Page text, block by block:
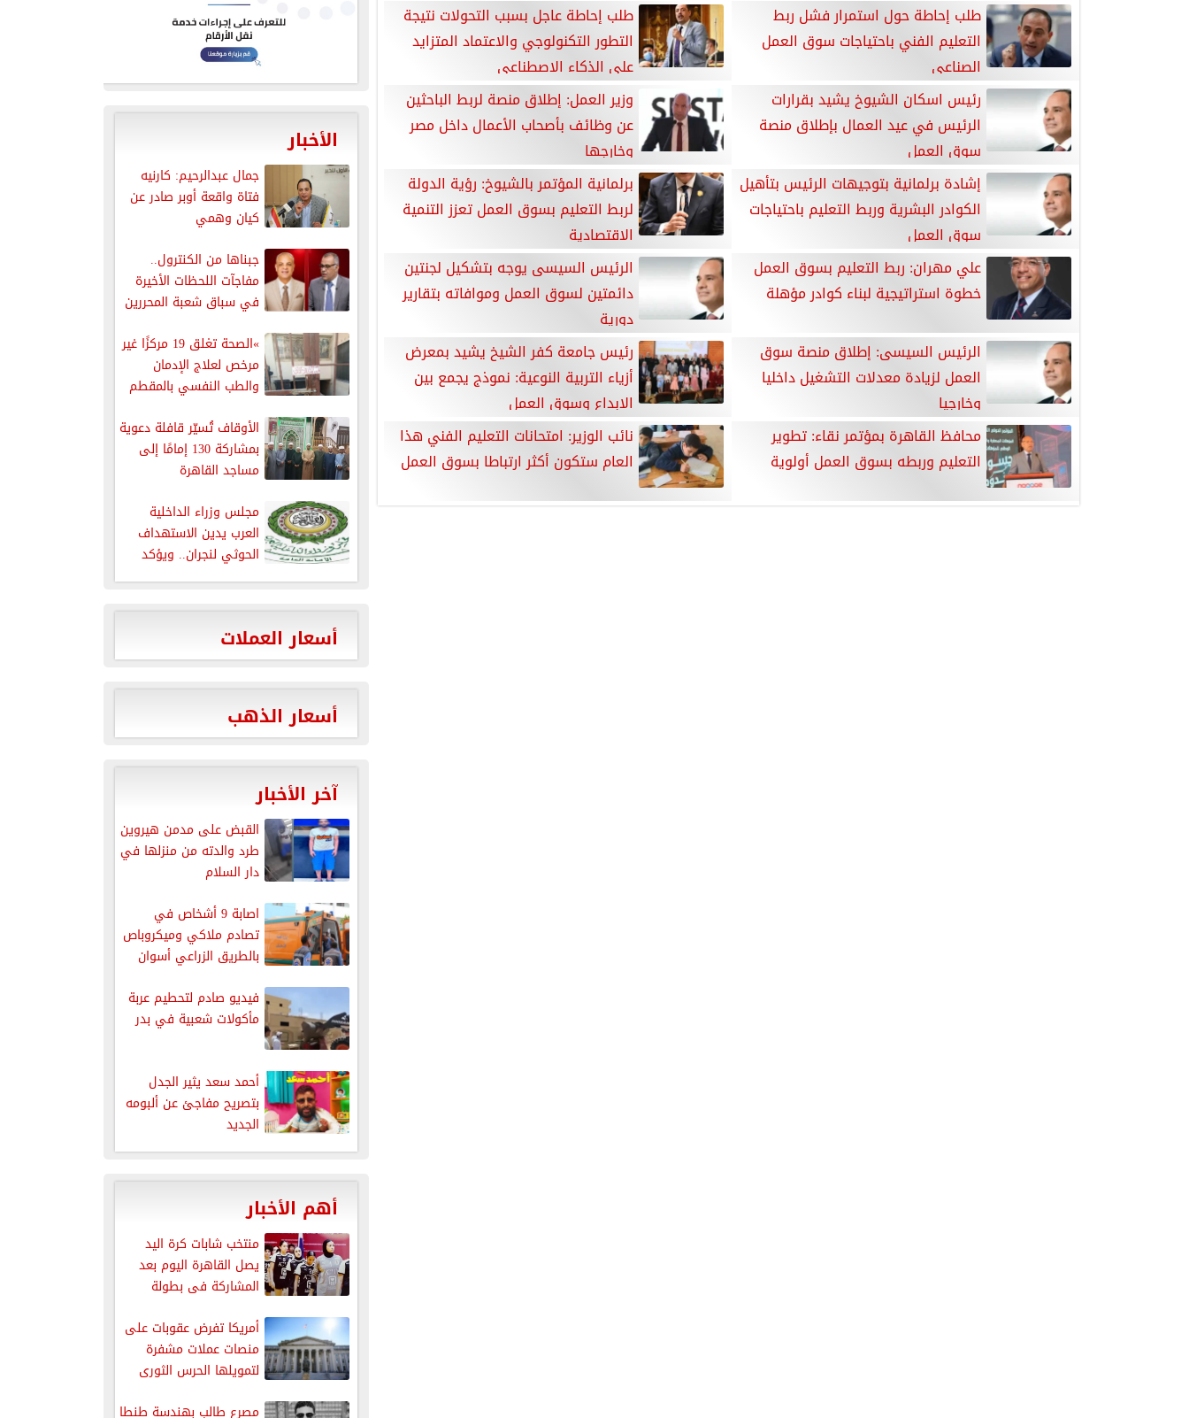
طلب إحاطة حول استمرار فشل ربط
التعليم الفني باحتياجات سوق العمل
الصناعى
طلب إحاطة عاجل بسبب التحولات نتيجة
التطور التكنولوجي والاعتماد المتزايد
على الذكاء الاصطناعي
رئيس اسكان الشيوخ يشيد بقرارات
الرئيس في عيد العمال بإطلاق منصة
سوق العمل
وزير العمل: إطلاق منصة لربط الباحثين
عن وظائف بأصحاب الأعمال داخل مصر
وخارجها
إشادة برلمانية بتوجيهات الرئيس بتأهيل
الكوادر البشرية وربط التعليم باحتياجات
سوق العمل
برلمانية المؤتمر بالشيوخ: رؤية الدولة
لربط التعليم بسوق العمل تعزز التنمية
الاقتصادية
علي مهران: ربط التعليم بسوق العمل
خطوة استراتيجية لبناء كوادر مؤهلة
الرئيس السيسى يوجه بتشكيل لجنتين
دائمتين لسوق العمل وموافاته بتقارير
دورية
الرئيس السيسى: إطلاق منصة سوق
العمل لزيادة معدلات التشغيل داخليا
وخارجيا
رئيس جامعة كفر الشيخ يشيد بمعرض
أزياء التربية النوعية: نموذج يجمع بين
الإبداع وسوق العمل
محافظ القاهرة بمؤتمر نقاء: تطوير
التعليم وربطه بسوق العمل أولوية
نائب الوزير: امتحانات التعليم الفني هذا
العام ستكون أكثر ارتباطا بسوق العمل
الأخبار
جمال عبدالرحيم: كارنيه
فتاة واقعة أوبر صادر عن
كيان وهمي
جبناها من الكنترول..
مفاجآت اللحظات الأخيرة
في سباق شعبة المحررين
»الصحة تغلق 19 مركزًا غير
مرخص لعلاج الإدمان
والطب النفسي بالمقطم
الأوقاف تُسيّر قافلة دعوية
بمشاركة 130 إمامًا إلى
مساجد القاهرة
مجلس وزراء الداخلية
العرب يدين الاستهداف
الحوثي لنجران.. ويؤكد
دعمه الكامل للسعودية...
أسعار العملات
أسعار الذهب
آخر الأخبار
القبض على مدمن هيروين
طرد والدته من منزلها في
دار السلام
اصابة 9 أشخاص في
تصادم ملاكي وميكروباص
بالطريق الزراعي أسوان
فيديو صادم لتحطيم عربة
مأكولات شعبية في بدر
أحمد سعد يثير الجدل
بتصريح مفاجئ عن ألبومه
الجديد
أهم الأخبار
منتخب شابات كرة اليد
يصل القاهرة اليوم بعد
المشاركة فى بطولة
أمريكا تفرض عقوبات على
منصات عملات مشفرة
لتمويلها الحرس الثورى
مصرع طالب بهندسة طنطا